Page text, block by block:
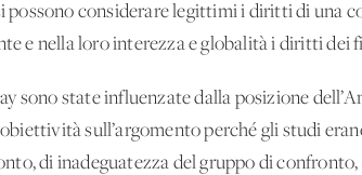
possono considerare legittimi i diritti di una
e nella loro interezza e globalità i diritti dei
sono state influenzate dalla posizione
sull’argomento perché gli studi
di inadeguatezza del gruppo di